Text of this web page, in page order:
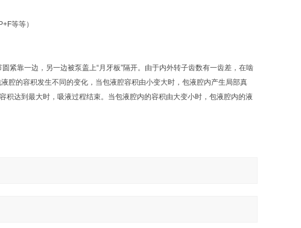
等等）
紧靠一边，另一边被泵盖上“月牙板”隔开。由于内外转子齿数有一齿差，在啮
腔的容积发生不同的变化，当包液腔容积由小变大时，包液腔内产生局部真
达到最大时，吸液过程结束。当包液腔内的容积由大变小时，包液腔内的液